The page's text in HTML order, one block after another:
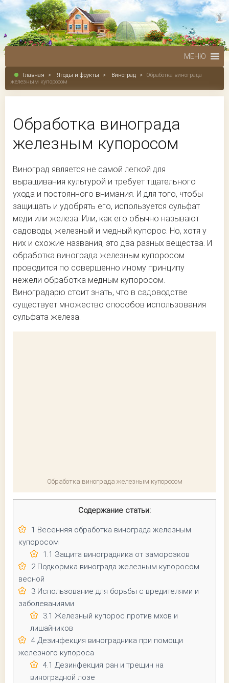
МЕНЮ
Главная > Ягоды и фрукты > Виноград >
Обработка винограда
железным купоросом
Обработка винограда
железным купоросом
Виноград является не самой легкой для
выращивания культурой и требует тщательного
ухода и постоянного внимания. И для того, чтобы
защищать и удобрять его, используется сульфат
меди или железа. Или, как его обычно называют
садоводы, железный и медный купорос. Но, хотя у
них и схожие названия, это два разных вещества. И
обработка винограда железным купоросом
проводится по совершенно иному принципу
нежели обработка медным купоросом.
Виноградарю стоит знать, что в садоводстве
существует множество способов использования
сульфата железа.
Обработка винограда железным купоросом
Содержание статьи:
1 Весенняя обработка винограда железным
купоросом
1.1 Защита виноградника от заморозков
2Подкормка винограда железным купоросом
весной
3 Использование для борьбы с вредителями и
заболеваниями
3.1 Железный купорос против мхов и
лишайников
4 Дезинфекция виноградника при помощи
железного купороса
4.1 Дезинфекция ран и трещин на
виноградной лозе